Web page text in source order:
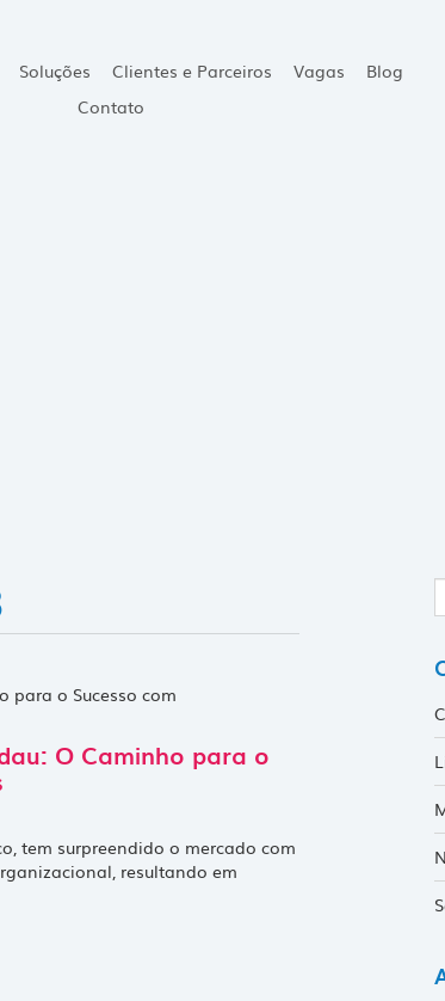
Soluções Clientes e Parceiros Vagas
Blog
Contato
O Caminho para o
tem surpreendido o mercado com
resultando em